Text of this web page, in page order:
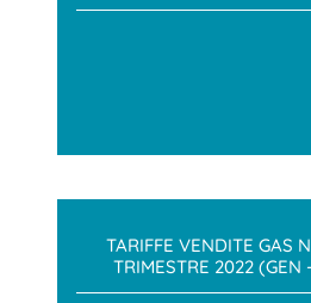
TARIFFE VENDITE GAS
TRIMESTRE 2022